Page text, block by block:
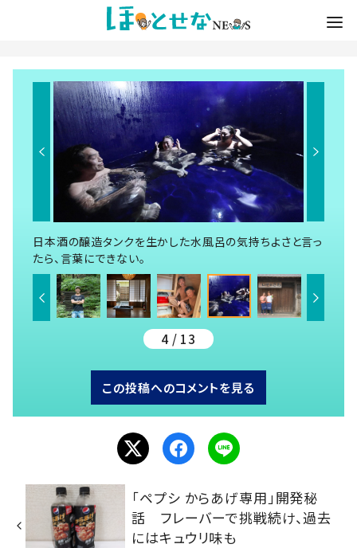
日本酒の醸造タンクを生かした水風呂の気持ちよさと言っ
たら、言葉にできない。
4 / 13
この投稿へのコメントを見る
「ペプシ からあげ専用」開発秘
話 フレーバーで挑戦続け、過去
にはキュウリ味も